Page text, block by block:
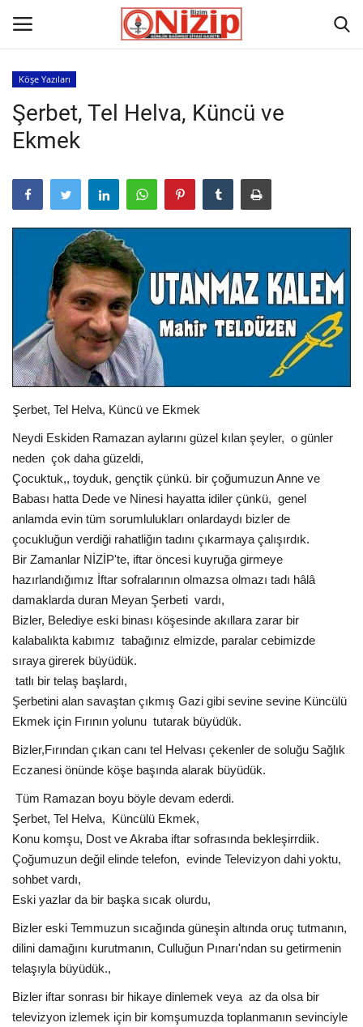
Ana
GÜNDEM
Gazete
Asayiş
Ulusalhaber
Siyaset
Ekonomi
SAĞLIK
EĞİTİM
Resmiilan
Gaziantep..
Köşe Yazıları
Şerbet, Tel Helva, Küncü ve
Ekmek
Şerbet, Tel Helva, Küncü ve Ekmek
Neydi Eskiden Ramazan aylarını güzel kılan şeyler, o günler
neden çok daha güzeldi,
Çocuktuk,, toyduk, gençtik çünkü. bir çoğumuzun Anne ve
Babası hatta Dede ve Ninesi hayatta idiler çünkü, genel
anlamda evin tüm sorumlulukları onlardaydı bizler de
çocukluğun verdiği rahatliğın tadını çıkarmaya çalışırdık.
Bir Zamanlar NİZİP'te, iftar öncesi kuyruğa girmeye
hazırlandığımız İftar sofralarının olmazsa olmazı tadı hâlâ
damaklarda duran Meyan Şerbeti vardı,
Bizler, Belediye eski binası köşesinde akıllara zarar bir
kalabalıkta kabımız tabağınız elmizde, paralar cebimizde
sıraya girerek büyüdük.
tatlı bir telaş başlardı,
Şerbetini alan savaştan çıkmış Gazi gibi sevine sevine Küncülü
Ekmek için Fırının yolunu tutarak büyüdük.
Bizler,Fırından çıkan canı tel Helvası çekenler de soluğu Sağlık
Eczanesi önünde köşe başında alarak büyüdük.
Tüm Ramazan boyu böyle devam ederdi.
Şerbet, Tel Helva, Küncülü Ekmek,
Konu komşu, Dost ve Akraba iftar sofrasında bekleşirrdiik.
Çoğumuzun değil elinde telefon, evinde Televizyon dahi yoktu,
sohbet vardı,
Eski yazlar da bir başka sıcak olurdu,
Bizler eski Temmuzun sıcağında güneşin altında oruç tutmanın,
dilini damağını kurutmanın, Culluğun Pınarı'ndan su getirmenin
telaşıyla büyüdük.,
Bizler iftar sonrası bir hikaye dinlemek veya az da olsa bir
televizyon izlemek için bir komşumuzda toplanmanın sevinciyle